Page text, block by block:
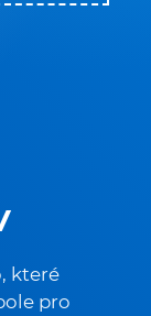
které
pro